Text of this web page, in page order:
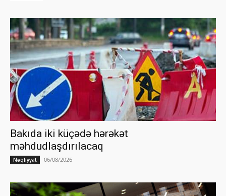
Bakıda iki küçədə hərəkət
məhdudlaşdırılacaq
Nəqliyyat 06/08/2026